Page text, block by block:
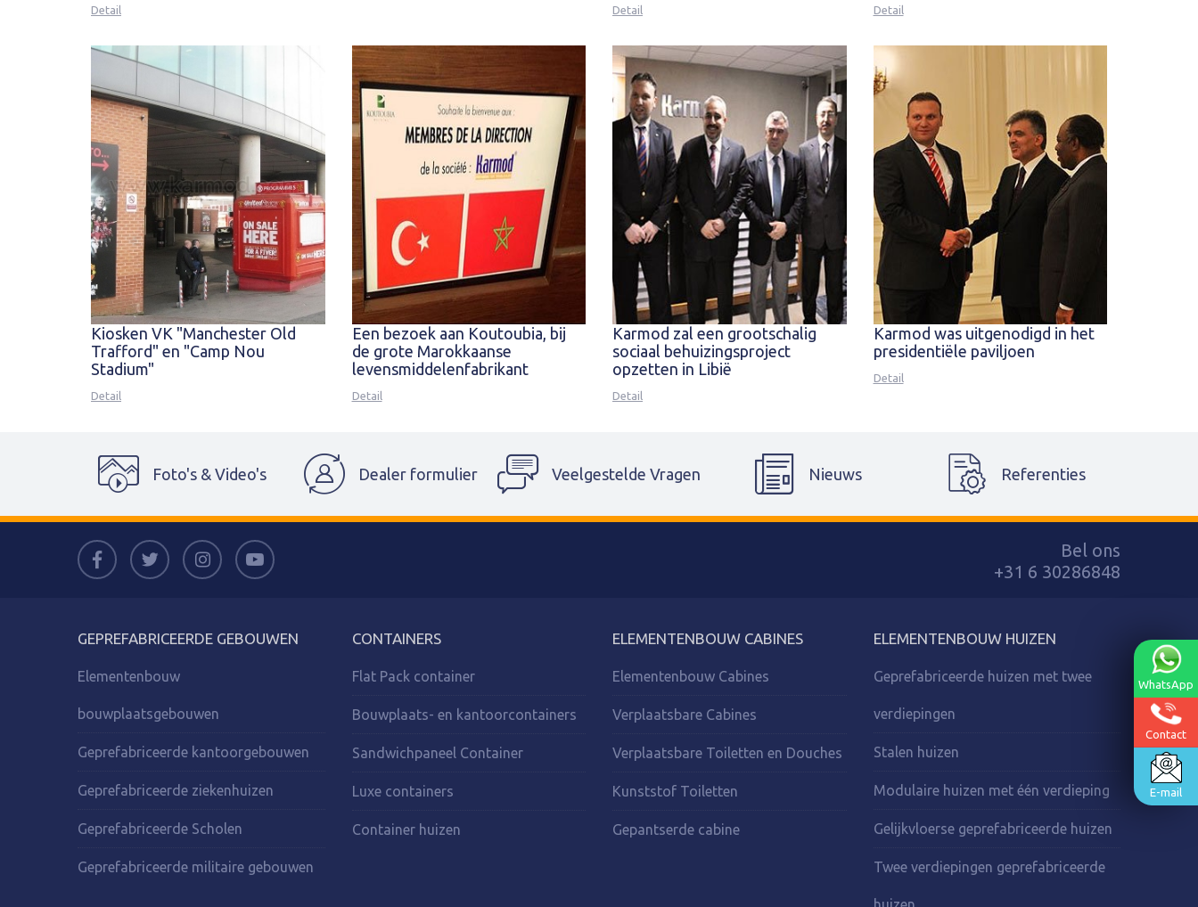
Detail Detail Detail
Kiosken VK "Manchester Old
Trafford" en "Camp Nou
Stadium"
Detail
Een bezoek aan Koutoubia, bij
de grote Marokkaanse
levensmiddelenfabrikant
Detail
Karmod zal een grootschalig
sociaal behuizingsproject
opzetten in Libië
Detail
Karmod was uitgenodigd in het
presidentiële paviljoen
Detail
Foto's & Video's Dealer formulier Veelgestelde Vragen Nieuws Referenties
Bel ons
+31 6 30286848
GEPREFABRICEERDE GEBOUWEN
Elementenbouw
bouwplaatsgebouwen
Geprefabriceerde kantoorgebouwen
Geprefabriceerde ziekenhuizen
Geprefabriceerde Scholen
Geprefabriceerde militaire gebouwen
CONTAINERS
Flat Pack container
Bouwplaats- en kantoorcontainers
Sandwichpaneel Container
Luxe containers
Container huizen
ELEMENTENBOUW CABINES
Elementenbouw Cabines
Verplaatsbare Cabines
Verplaatsbare Toiletten en Douches
Kunststof Toiletten
Gepantserde cabine
ELEMENTENBOUW HUIZEN
Geprefabriceerde huizen met twee
verdiepingen
Stalen huizen
Modulaire huizen met één verdieping
Gelijkvloerse geprefabriceerde huizen
Twee verdiepingen geprefabriceerde
WhatsApp
Contact
E-mail